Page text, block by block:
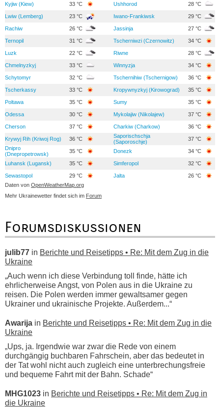
Kyjiw (Kiew)
33 °C Ushhorod 28 °C
Lwiw (Lemberg) 23 °C Iwano-Frankiwsk 29 °C
Rachiw 26 °C Jassinja 27 °C
Ternopil 31 °C Tscherniwzi (Czernowitz) 34 °C
Luzk 22 °C Riwne 28 °C
Chmelnyzkyj 33 °C Winnyzja 34 °C
Schytomyr 32 °C Tschernihiw (Tschernigow) 36 °C
Tscherkassy 33 °C Kropywnyzkyj (Kirowograd) 35 °C
Poltawa 35 °C Sumy 35 °C
Odessa 30 °C Mykolajiw (Nikolajew) 37 °C
Cherson 37 °C Charkiw (Charkow) 36 °C
Krywyj Rih (Kriwoj Rog) 36 °C
Saporischschja
(Saporoschje)
37 °C
Dnipro
(Dnepropetrowsk)
35 °C Donezk 34 °C
Luhansk (Lugansk) 35 °C Simferopol 32 °C
Sewastopol 29 °C Jalta
26 °C
Daten von OpenWeatherMap.org
Mehr Ukrainewetter findet sich im Forum
Forumsdiskussionen
julib77 in Berichte und Reisetipps • Re: Mit dem Zug in die
Ukraine
„Auch wenn ich diese Verbindung toll finde, hätte ich
ehrlicherweise Angst, von Polen aus in die Ukraine zu
reisen. Die Polen werden immer gewaltsamer gegen
Ukrainer und ukrainische Projekte. Außerdem...“
Awarija in Berichte und Reisetipps • Re: Mit dem Zug in die
Ukraine
„Ups, ja. Irgendwie war zwar die Rede von einem
durchgängig buchbaren Fahrschein, aber das bedeutet in
der Tat wohl nicht auch zugleich eine unterbrechungsfreie
und bequeme Fahrt mit der Bahn. Schade“
MHG1023 in Berichte und Reisetipps • Re: Mit dem Zug in
die Ukraine